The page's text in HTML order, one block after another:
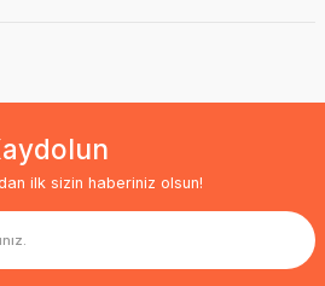
ilk sizin haberiniz olsun!